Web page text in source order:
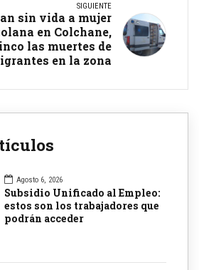
SIGUIENTE
sin vida a mujer
en Colchane,
las muertes de
en la zona
Agosto 6, 2026
Subsidio Unificado al Empleo:
estos son los trabajadores que
podrán acceder